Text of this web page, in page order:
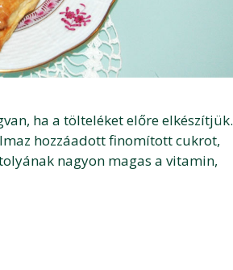
ha a tölteléket előre elkészítjük.
hozzáadott finomított cukrot,
nagyon magas a vitamin,